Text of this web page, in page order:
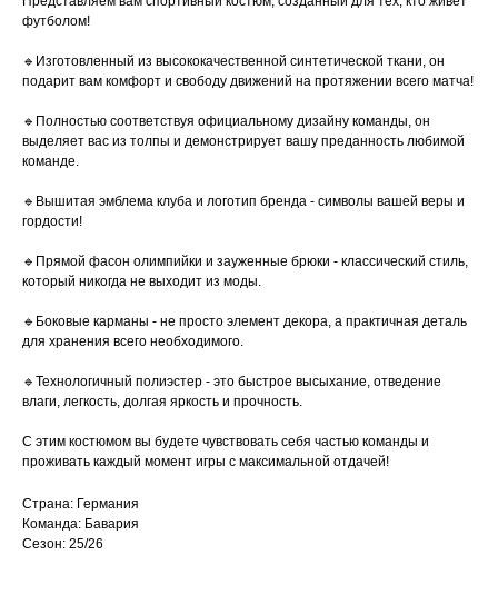
футболом!
🔹Изготовленный из высококачественной синтетической ткани, он
подарит вам комфорт и свободу движений на протяжении всего матча!
🔹Полностью соответствуя официальному дизайну команды, он
выделяет вас из толпы и демонстрирует вашу преданность любимой
команде.
🔹Вышитая эмблема клуба и логотип бренда - символы вашей веры и
гордости!
🔹Прямой фасон олимпийки и зауженные брюки - классический стиль,
который никогда не выходит из моды.
🔹Боковые карманы - не просто элемент декора, а практичная деталь
для хранения всего необходимого.
🔹Технологичный полиэстер - это быстрое высыхание, отведение
влаги, легкость, долгая яркость и прочность.
С этим костюмом вы будете чувствовать себя частью команды и
проживать каждый момент игры с максимальной отдачей!
Страна: Германия
Команда: Бавария
Сезон: 25/26